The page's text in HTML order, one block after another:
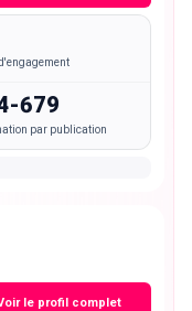
679
par publication
le profil complet